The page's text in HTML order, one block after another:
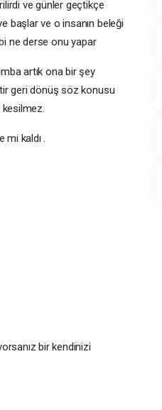
ve günler geçtikçe
başlar ve o insanın beleği
ne derse onu yapar
artık ona bir şey
geri dönüş söz konusu
kaldı .
bir kendinizi